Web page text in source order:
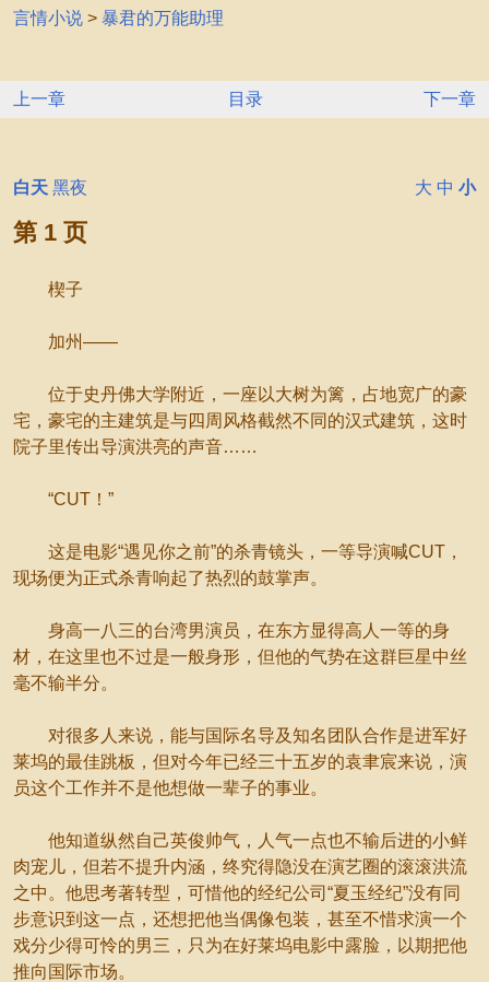
言情小说 > 暴君的万能助理
上一章 目录 下一章
白天 黑夜 大 中 小
第 1 页
楔子
加州——
位于史丹佛大学附近，一座以大树为篱，占地宽广的豪
宅，豪宅的主建筑是与四周风格截然不同的汉式建筑，这时
院子里传出导演洪亮的声音……
“CUT！”
这是电影“遇见你之前”的杀青镜头，一等导演喊CUT，
现场便为正式杀青响起了热烈的鼓掌声。
身高一八三的台湾男演员，在东方显得高人一等的身
材，在这里也不过是一般身形，但他的气势在这群巨星中丝
毫不输半分。
对很多人来说，能与国际名导及知名团队合作是进军好
莱坞的最佳跳板，但对今年已经三十五岁的袁聿宸来说，演
员这个工作并不是他想做一辈子的事业。
他知道纵然自己英俊帅气，人气一点也不输后进的小鲜
肉宠儿，但若不提升内涵，终究得隐没在演艺圈的滚滚洪流
之中。他思考著转型，可惜他的经纪公司“夏玉经纪”没有同
步意识到这一点，还想把他当偶像包装，甚至不惜求演一个
戏分少得可怜的男三，只为在好莱坞电影中露脸，以期把他
推向国际市场。